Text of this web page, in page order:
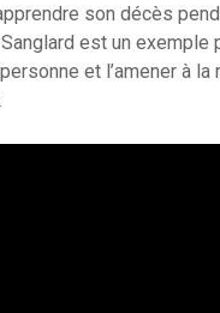
son décès
est un
et l’amener à